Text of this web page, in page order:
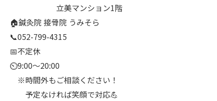
立美マンション1階
🏠鍼灸院 接骨院 うみそら
📞052-799-4315
📅不定休
⏲9:00～20:00
※時間外もご相談ください！
予定なければ笑顔で対応💪